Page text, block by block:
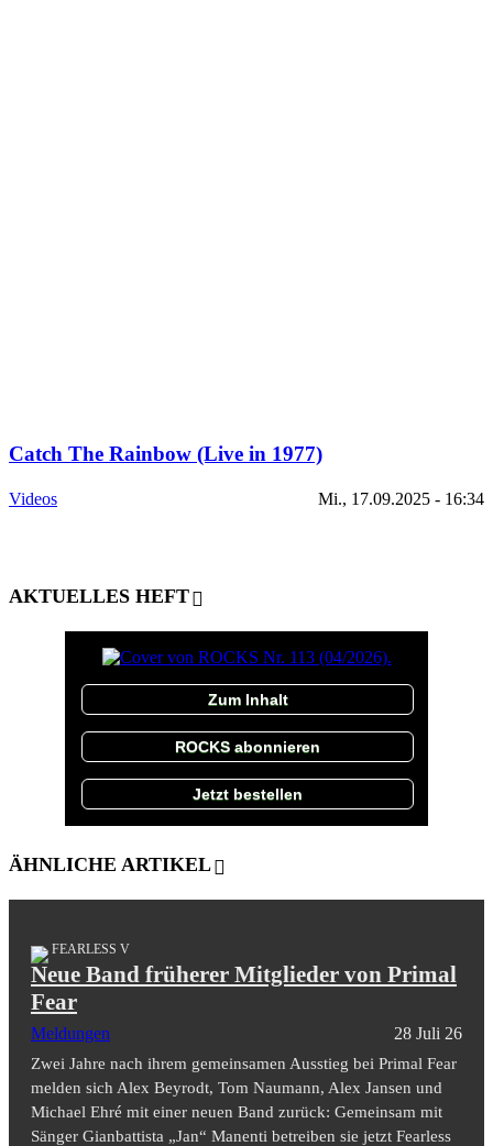
Catch The Rainbow (Live in 1977)
Videos Mi., 17.09.2025 - 16:34
AKTUELLES HEFT
Zum Inhalt
ROCKS abonnieren
Jetzt bestellen
ÄHNLICHE ARTIKEL
FEARLESS V
Neue Band früherer Mitglieder von Primal
Fear
Meldungen 28 Juli 26
Zwei Jahre nach ihrem gemeinsamen Ausstieg bei Primal Fear
melden sich Alex Beyrodt, Tom Naumann, Alex Jansen und
Michael Ehré mit einer neuen Band zurück: Gemeinsam mit
Sänger Gianbattista „Jan“ Manenti betreiben sie jetzt Fearless